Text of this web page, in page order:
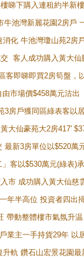
睇下購入連租約半新
池灣新麗花園2房戶
化 牛池灣瓊山苑2房
客人成功購入黃大
客即睇即買2房筍盤，
市場價$458萬元沽出
房戶獲同區綠表客以
大仙豪苑大2房417'
新3房單位以$520萬
客以$530萬元(綠表)
市 成功購入黃大仙
年半高位 投資者四
帶動整體樓市氣氛升
業主一手持貨29年 以
軌 鑽石山宏景花園